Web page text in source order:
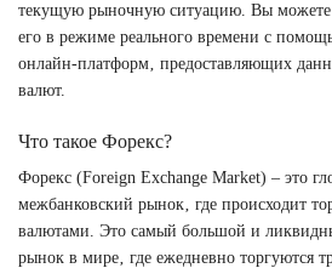
текущую рыночную ситуацию. Вы можете
его в режиме реального времени с
онлайн-платформ‚ предоставляющих
валют.
Что такое Форекс?
Форекс (Foreign Exchange Market) – это
межбанковский рынок‚ где происходит
валютами. Это самый большой и
рынок в мире‚ где ежедневно торгуются